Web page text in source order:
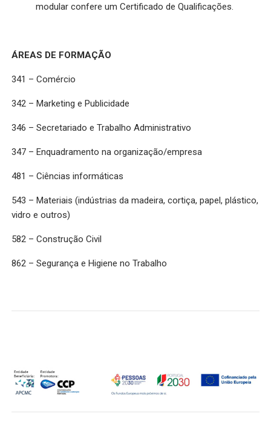
modular confere um Certificado de Qualificações.
ÁREAS DE FORMAÇÃO
341 – Comércio
342 – Marketing e Publicidade
346 – Secretariado e Trabalho Administrativo
347 – Enquadramento na organização/empresa
481 – Ciências informáticas
543 – Materiais (indústrias da madeira, cortiça, papel, plástico,
vidro e outros)
582 – Construção Civil
862 – Segurança e Higiene no Trabalho